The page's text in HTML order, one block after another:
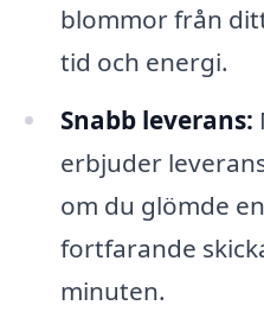
blommor från
tid och energi.
Snabb leverans:
erbjuder
om du glömde
fortfarande
minuten.